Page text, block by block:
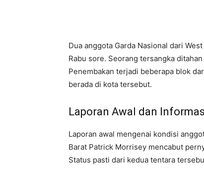
Dua anggota Garda Nasional dari
Rabu sore. Seorang tersangka
Penembakan terjadi beberapa blok
berada di kota tersebut.
Laporan Awal dan
Laporan awal mengenai kondisi
Barat Patrick Morrisey mencabut
Status pasti dari kedua tentara